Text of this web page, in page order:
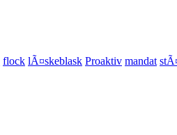
flock lÃ¤skeblask Proaktiv mandat